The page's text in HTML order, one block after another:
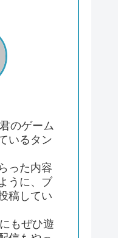
のゲーム
いるタン
った内容
うに、ブ
稿してい
もぜひ遊